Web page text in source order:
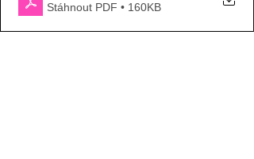
Stáhnout PDF • 160KB